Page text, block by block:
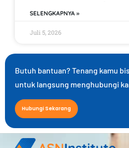
SELENGKAPNYA »
Juli 5, 2026
Butuh bantuan? Tenang kamu
untuk langsung menghubungi
Hubungi Sekarang